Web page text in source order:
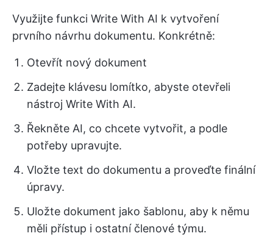
Využijte funkci Write With AI k vytvoření
prvního návrhu dokumentu. Konkrétně:
Otevřít nový dokument
Zadejte klávesu lomítko, abyste otevřeli
nástroj Write With AI.
Řekněte AI, co chcete vytvořit, a podle
potřeby upravujte.
Vložte text do dokumentu a proveďte finální
úpravy.
Uložte dokument jako šablonu, aby k němu
měli přístup i ostatní členové týmu.